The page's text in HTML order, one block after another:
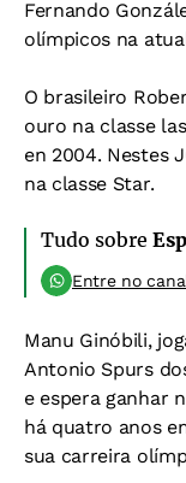
Fernando
olímpicos na
O brasileiro
ouro na classe
en 2004. Nestes
na classe Star.
Tudo sobre
Entre no
Manu Ginóbili,
Antonio Spurs
e espera ganhar
há quatro anos
sua carreira